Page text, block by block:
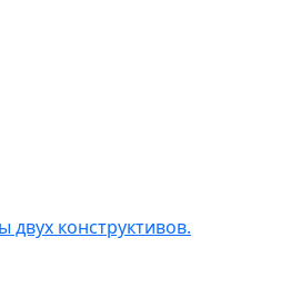
конструктивов.